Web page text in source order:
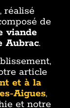
réalisé
de
viande
Aubrac.
article
et à la
Aigues,
et notre